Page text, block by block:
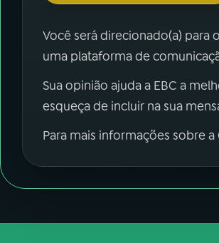
Você será direcionado(a) para
uma plataforma de
Sua opinião ajuda a EBC a
esqueça de incluir na sua
Para mais informações sobre